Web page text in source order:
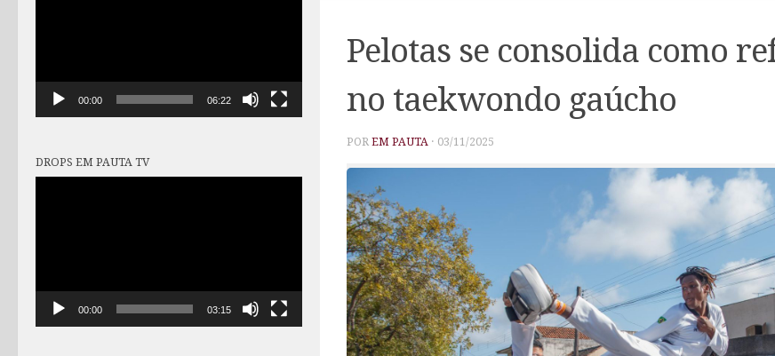
Pelotas se consolida como
no taekwondo gaúcho
POR EM PAUTA · 03/11/2025
00:00 06:22
DROPS EM PAUTA TV
00:00 03:15